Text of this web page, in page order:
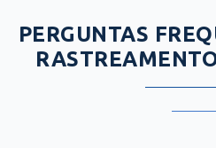
PERGUNTAS